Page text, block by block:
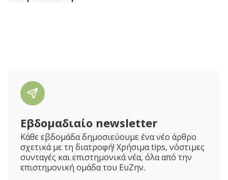
Εβδομαδιαίο newsletter
Κάθε εβδομάδα δημοσιεύουμε ένα νέο άρθρο
σχετικά με τη διατροφή! Χρήσιμα tips, νόστιμες
συνταγές και επιστημονικά νέα, όλα από την
επιστημονική ομάδα του ΕυΖην.